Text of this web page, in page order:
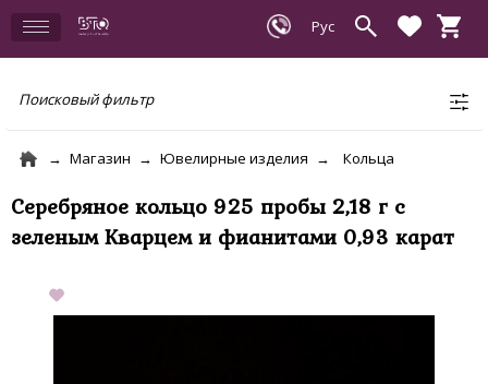
Поисковый фильтр
Магазин Ювелирные изделия Кольца
Серебряное кольцо 925 пробы 2,18 г с
зеленым Кварцем и фианитами 0,93 карат